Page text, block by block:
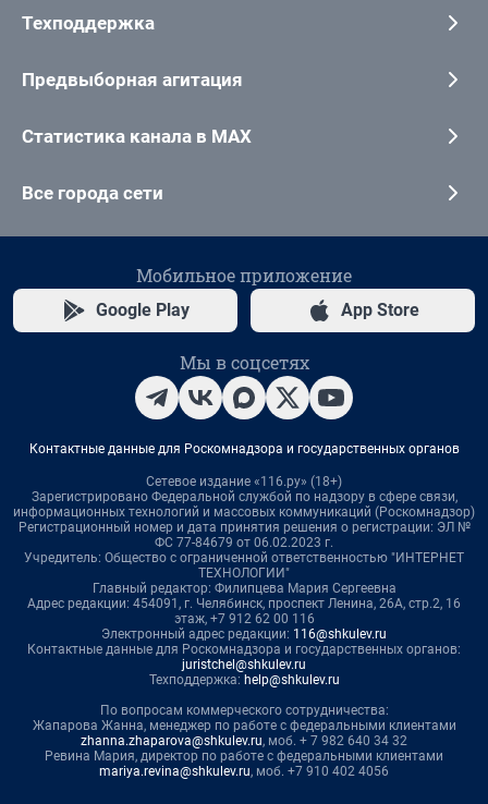
Техподдержка
Предвыборная агитация
Статистика канала в MAX
Все города сети
Мобильное приложение
Google Play App Store
Мы в соцсетях
Контактные данные для Роскомнадзора и государственных органов
Сетевое издание «116.ру» (18+)
Зарегистрировано Федеральной службой по надзору в сфере связи,
информационных технологий и массовых коммуникаций (Роскомнадзор)
Регистрационный номер и дата принятия решения о регистрации: ЭЛ №
ФС 77-84679 от 06.02.2023 г.
Учредитель: Общество с ограниченной ответственностью "ИНТЕРНЕТ
ТЕХНОЛОГИИ"
Главный редактор: Филипцева Мария Сергеевна
Адрес редакции: 454091, г. Челябинск, проспект Ленина, 26А, стр.2, 16
этаж, +7 912 62 00 116
Электронный адрес редакции: 116@shkulev.ru
Контактные данные для Роскомнадзора и государственных органов:
juristchel@shkulev.ru
Техподдержка: help@shkulev.ru
По вопросам коммерческого сотрудничества:
Жапарова Жанна, менеджер по работе с федеральными клиентами
zhanna.zhaparova@shkulev.ru, моб. + 7 982 640 34 32
Ревина Мария, директор по работе с федеральными клиентами
mariya.revina@shkulev.ru, моб. +7 910 402 4056